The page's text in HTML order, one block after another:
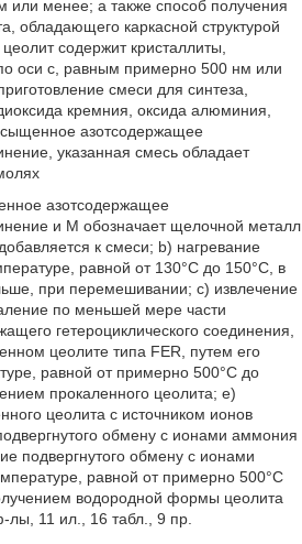
менее; а также способ получения
обладающего каркасной структурой
содержит кристаллиты,
оси с, равным примерно 500 нм или
смеси для синтеза,
кремния, оксида алюминия,
азотсодержащее
указанная смесь обладает
азотсодержащее
и М обозначает щелочной металл
к смеси; b) нагревание
равной от 130°С до 150°С, в
при перемешивании; c) извлечение
по меньшей мере части
гетероциклического соединения,
цеолите типа FER, путем его
равной от примерно 500°С до
прокаленного цеолита; e)
цеолита с источником ионов
обмену с ионами аммония
подвергнутого обмену с ионами
равной от примерно 500°С
водородной формы цеолита
11 ил., 16 табл., 9 пр.